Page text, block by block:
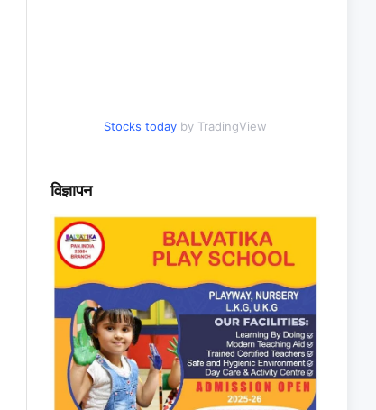
Stocks today by TradingView
विज्ञापन